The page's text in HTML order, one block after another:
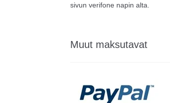
sivun verifone napin alta.
Muut maksutavat